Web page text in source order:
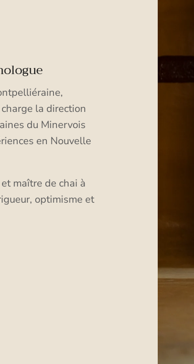
la direction
du Minervois
en Nouvelle
maître de chai à
optimisme et